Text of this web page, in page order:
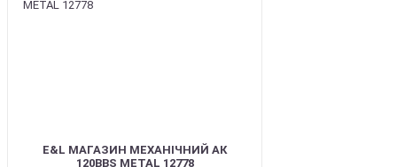
E&L МАГАЗИН МЕХАНІЧНИЙ АК
120BBS METAL 12778